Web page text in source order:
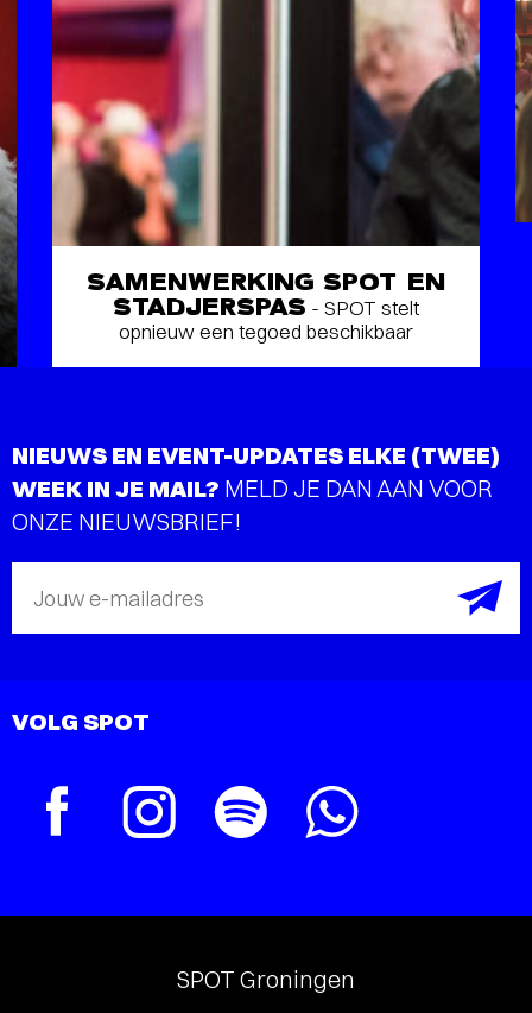
SAMENWERKING SPOT EN
STADJERSPAS - SPOT stelt
opnieuw een tegoed beschikbaar
NIEUWS EN EVENT-UPDATES ELKE (TWEE)
WEEK IN JE MAIL? MELD JE DAN AAN VOOR
ONZE NIEUWSBRIEF!
Jouw e-mailadres
VOLG SPOT
SPOT Groningen